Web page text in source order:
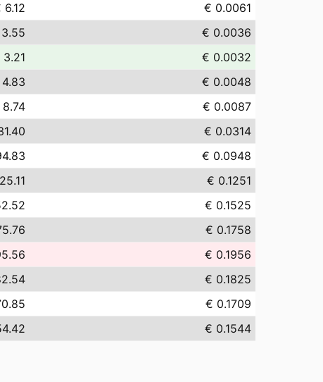
6.12
€ 0.0061
€ 0.0036
€ 0.0032
€ 0.0048
€ 0.0087
€ 0.0314
€ 0.0948
€ 0.1251
€ 0.1525
€ 0.1758
€ 0.1956
€ 0.1825
€ 0.1709
€ 0.1544